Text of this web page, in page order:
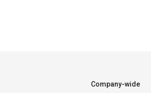
Company-wide